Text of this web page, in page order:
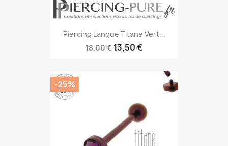
Piercing Langue Titane Vert...
18,00 € 13,50 €
-25%